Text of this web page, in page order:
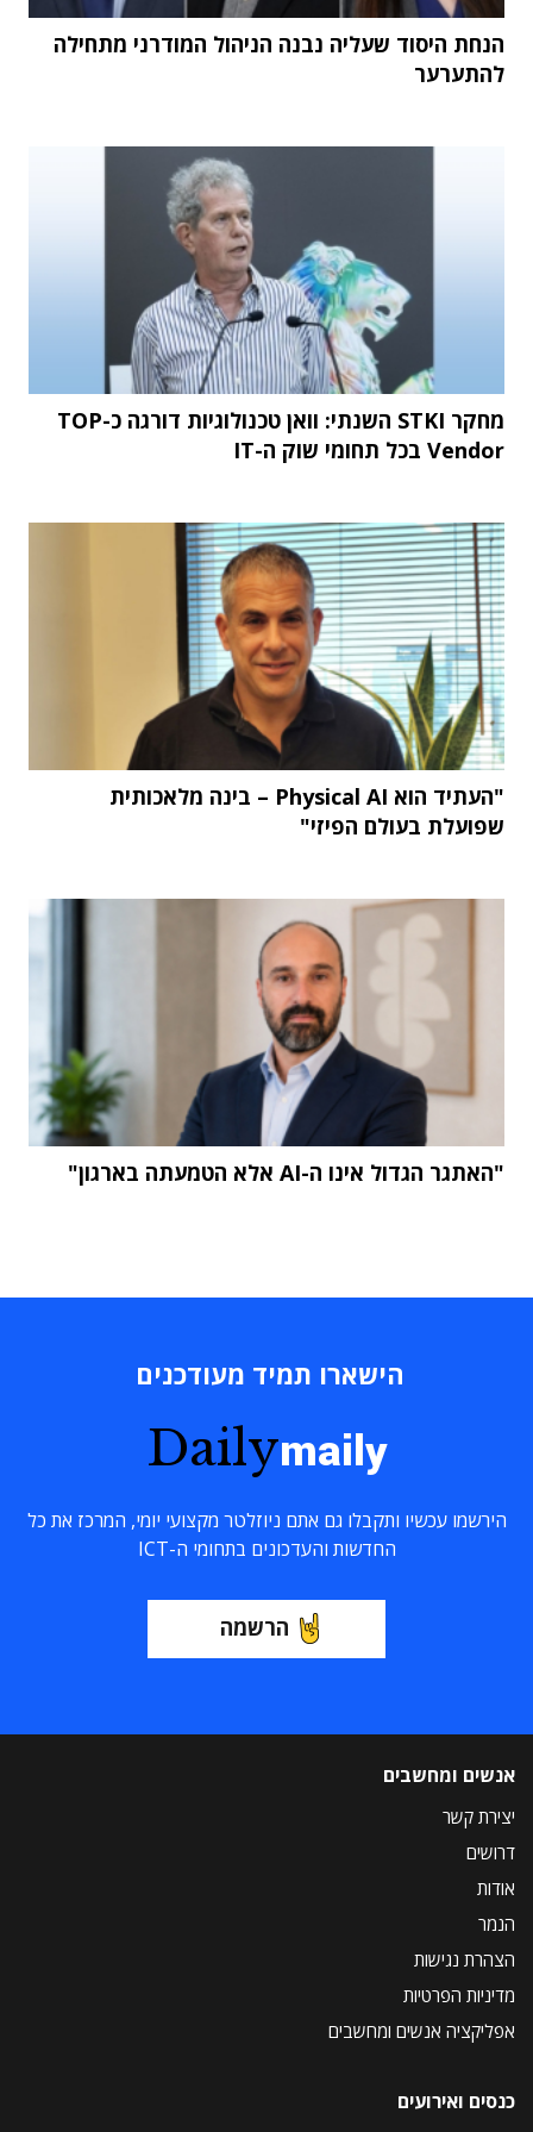
הנחת היסוד שעליה נבנה הניהול המודרני מתחילה
להתערער
מחקר STKI השנתי: וואן טכנולוגיות דורגה כ-TOP
Vendor בכל תחומי שוק ה-IT
"העתיד הוא Physical AI – בינה מלאכותית
שפועלת בעולם הפיזי"
"האתגר הגדול אינו ה-AI אלא הטמעתה בארגון"
הישארו תמיד מעודכנים
Dailymaily
הירשמו עכשיו ותקבלו גם אתם ניוזלטר מקצועי יומי, המרכז את כל
החדשות והעדכונים בתחומי ה-ICT
הרשמה
אנשים ומחשבים
יצירת קשר
דרושים
אודות
הנמר
הצהרת נגישות
מדיניות הפרטיות
אפליקציה אנשים ומחשבים
כנסים ואירועים